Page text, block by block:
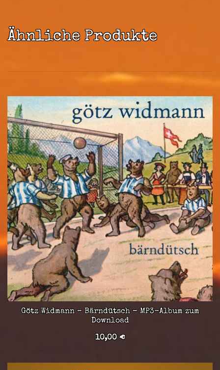
Ähnliche Produkte
Götz Widmann – Bärndütsch – MP3-Album zum
Download
10,00€